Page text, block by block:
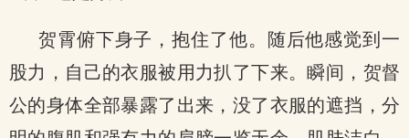
贺霄俯下身子，抱住了他。随后他感觉到一
股力，自己的衣服被用力扒了下来。瞬间，贺督
公的身体全部暴露了出来，没了衣服的遮挡，分